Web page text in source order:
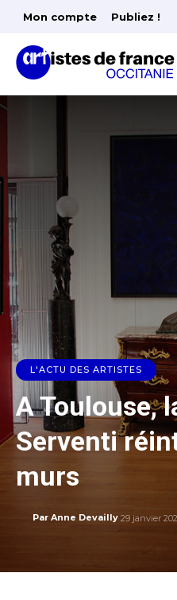
Mon compte Publiez !
L'ACTU DES ARTISTES
A Toulouse,
Serventi
murs
Par Anne Devailly 29 janvier